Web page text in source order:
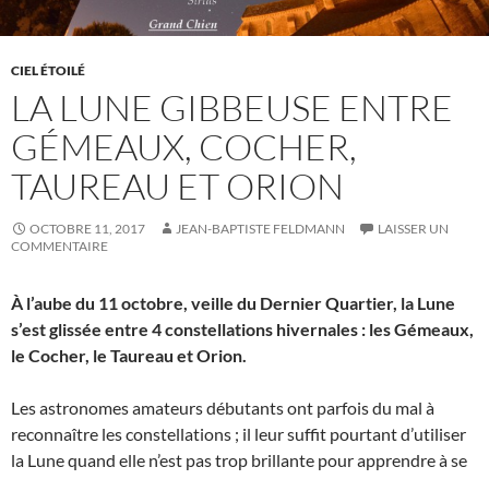
CIEL ÉTOILÉ
LA LUNE GIBBEUSE ENTRE
GÉMEAUX, COCHER,
TAUREAU ET ORION
OCTOBRE 11, 2017 JEAN-BAPTISTE FELDMANN
LAISSER UN
COMMENTAIRE
À l’aube du 11 octobre, veille du Dernier Quartier, la Lune
s’est glissée entre 4 constellations hivernales : les Gémeaux,
le Cocher, le Taureau et Orion.
Les astronomes amateurs débutants ont parfois du mal à
reconnaître les constellations ; il leur suffit pourtant d’utiliser
la Lune quand elle n’est pas trop brillante pour apprendre à se